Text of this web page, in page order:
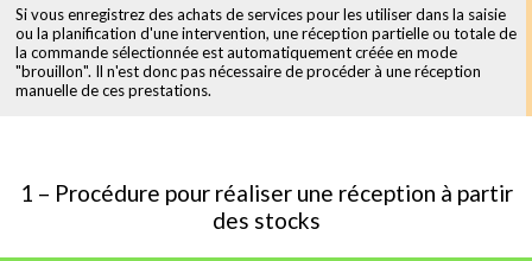
Si vous enregistrez des achats de services pour les utiliser dans la saisie
ou la planification d'une intervention, une réception partielle ou totale de
la commande sélectionnée est automatiquement créée en mode
"brouillon". Il n'est donc pas nécessaire de procéder à une réception
manuelle de ces prestations.
1 – Procédure pour réaliser une réception à partir
des stocks